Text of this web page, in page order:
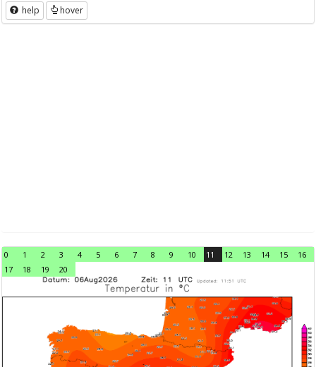
help hover
0 1 2 3 4 5 6 7 8 9 10 11 12 13 14 15
16
17
18 19 20